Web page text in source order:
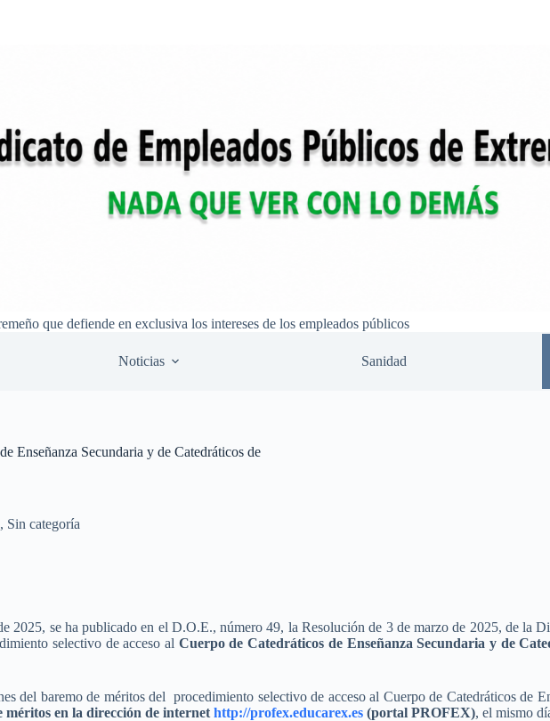
que defiende en exclusiva los intereses de los empleados públicos
Noticias Sanidad
Enseñanza Secundaria y de Catedráticos de
, Sin categoría
2025, se ha publicado en el D.O.E., número 49, la Resolución de 3 de marzo de 2025, de la
selectivo de acceso al Cuerpo de Catedráticos de Enseñanza Secundaria y de
del baremo de méritos del procedimiento selectivo de acceso al Cuerpo de Catedráticos de
en la dirección de internet http://profex.educarex.es (portal PROFEX), el mismo